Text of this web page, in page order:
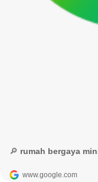
www.google.com